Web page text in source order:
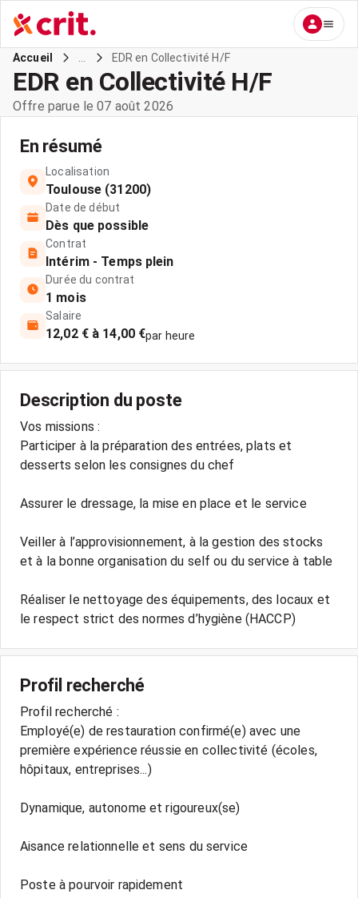
Accueil EDR en Collectivité H/F
EDR en Collectivité H/F
Offre parue le 07 août 2026
En résumé
Localisation
Toulouse (31200)
Date de début
Dès que possible
Contrat
Intérim - Temps plein
Durée du contrat
1 mois
Salaire
12,02 € à 14,00 €par heure
Description du poste
Vos missions :
Participer à la préparation des entrées, plats et
desserts selon les consignes du chef
Assurer le dressage, la mise en place et le service
Veiller à l’approvisionnement, à la gestion des stocks
et à la bonne organisation du self ou du service à table
Réaliser le nettoyage des équipements, des locaux et
le respect strict des normes d’hygiène (HACCP)
Profil recherché
Profil recherché :
Employé(e) de restauration confirmé(e) avec une
première expérience réussie en collectivité (écoles,
hôpitaux, entreprises...)
Dynamique, autonome et rigoureux(se)
Aisance relationnelle et sens du service
Poste à pourvoir rapidement